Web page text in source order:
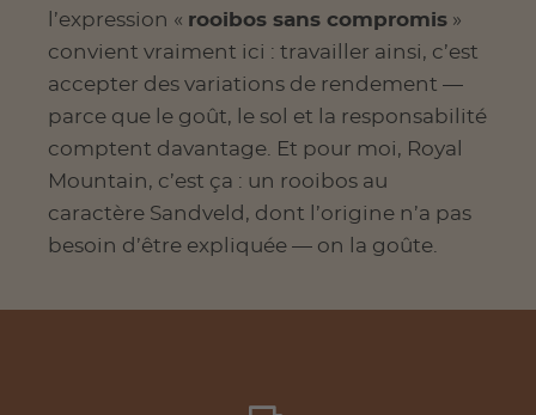
l’expression « rooibos sans compromis »
convient vraiment ici : travailler ainsi, c’est
accepter des variations de rendement —
parce que le goût, le sol et la responsabilité
comptent davantage. Et pour moi, Royal
Mountain, c’est ça : un rooibos au
caractère Sandveld, dont l’origine n’a pas
besoin d’être expliquée — on la goûte.